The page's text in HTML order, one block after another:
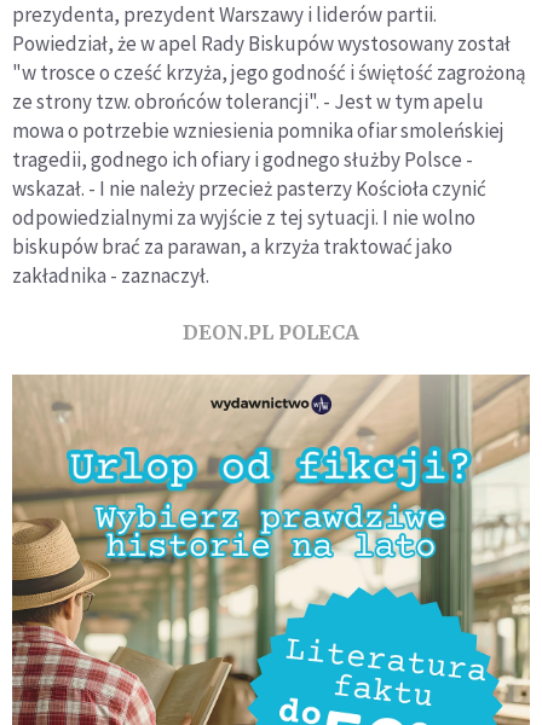
prezydenta, prezydent Warszawy i liderów partii.
Powiedział, że w apel Rady Biskupów wystosowany został
"w trosce o cześć krzyża, jego godność i świętość zagrożoną
ze strony tzw. obrońców tolerancji". - Jest w tym apelu
mowa o potrzebie wzniesienia pomnika ofiar smoleńskiej
tragedii, godnego ich ofiary i godnego służby Polsce -
wskazał. - I nie należy przecież pasterzy Kościoła czynić
odpowiedzialnymi za wyjście z tej sytuacji. I nie wolno
biskupów brać za parawan, a krzyża traktować jako
zakładnika - zaznaczył.
DEON.PL POLECA